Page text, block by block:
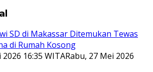
16:35 WITARabu, 27 Mei 2026